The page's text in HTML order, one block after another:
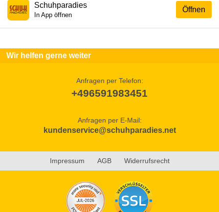
Öffnen
Schuhparadies
In App öffnen
Wir helfen gerne weiter
Anfragen per Telefon:
+496591983451
Anfragen per E-Mail:
kundenservice@schuhparadies.net
Impressum AGB Widerrufsrecht